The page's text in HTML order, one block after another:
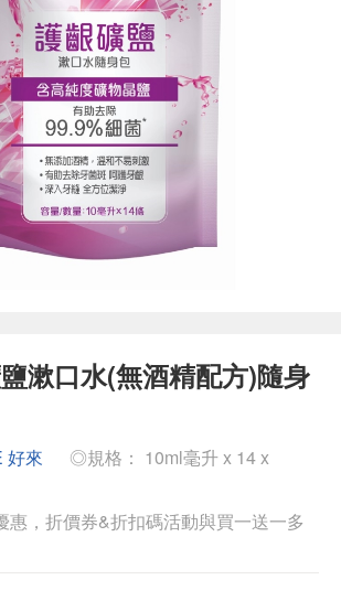
漱口水(無酒精配方)隨身
好來
◎規格： 10ml毫升 x 14 x
惠，折價券&折扣碼活動與買一送一多